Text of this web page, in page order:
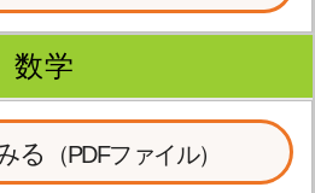
数学
る （PDFファイル）